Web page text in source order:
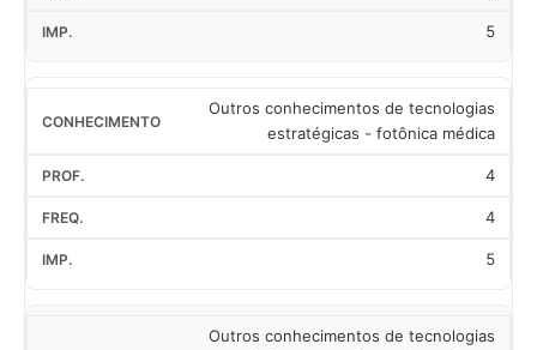
5
Outros conhecimentos de tecnologias
estratégicas - fotônica médica
4
4
5
Outros conhecimentos de tecnologias